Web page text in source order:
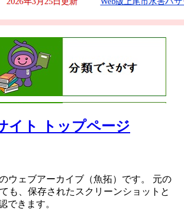
イト トップページ
ウェブアーカイブ（魚拓）です。
元の
も、保存されたスクリーンショットと
できます。